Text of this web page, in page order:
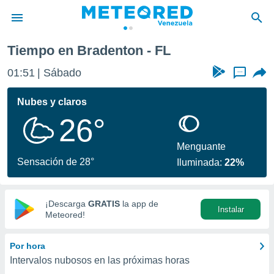
de
ha
calidad.
a este
las
y
digital
basada
Tiempo en Bradenton - FL
01:51 Sábado ...
Nubes y claros
26°
Sensación de 28°
Menguante
Iluminada:22%
¡Descarga GRATIS la app de
Meteored!
Instalar
Por hora
Intervalos nubosos en las próximas horas